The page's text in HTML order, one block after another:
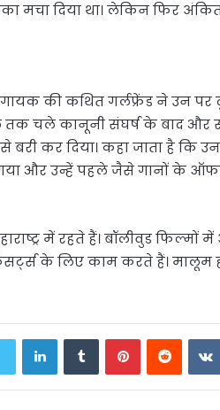
मचा दिया था। लेकिन फिर
की कथित गर्लफ्रेंड ने उन पर
तक चले कानूनी संघर्ष के बाद
बरी कर दिया। कहा जाता है कि
और उन्हें पहले जैसे गानों के
में रहते हैं। बॉलीवुड
के लिए काम करते हैं। मालूम
LinkedInTumblrPinterestReddit